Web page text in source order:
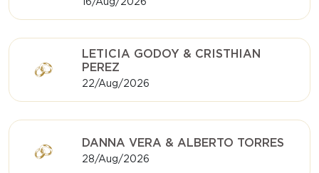
16/Aug/2026
LETICIA GODOY & CRISTHIAN
PEREZ
22/Aug/2026
DANNA VERA & ALBERTO TORRES
28/Aug/2026